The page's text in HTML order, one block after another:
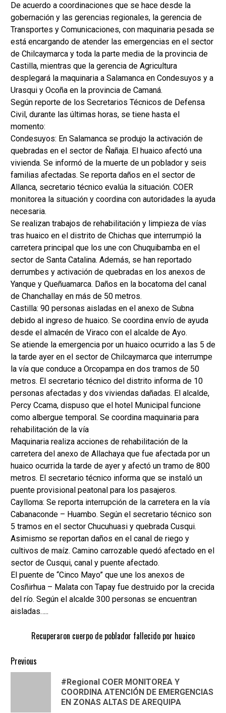
De acuerdo a coordinaciones que se hace desde la
gobernación y las gerencias regionales, la gerencia de
Transportes y Comunicaciones, con maquinaria pesada se
está encargando de atender las emergencias en el sector
de Chilcaymarca y toda la parte media de la provincia de
Castilla, mientras que la gerencia de Agricultura
desplegará la maquinaria a Salamanca en Condesuyos y a
Urasqui y Ocoña en la provincia de Camaná.
Según reporte de los Secretarios Técnicos de Defensa
Civil, durante las últimas horas, se tiene hasta el
momento:
Condesuyos: En Salamanca se produjo la activación de
quebradas en el sector de Ñañaja. El huaico afectó una
vivienda. Se informó de la muerte de un poblador y seis
familias afectadas. Se reporta daños en el sector de
Allanca, secretario técnico evalúa la situación. COER
monitorea la situación y coordina con autoridades la ayuda
necesaria.
Se realizan trabajos de rehabilitación y limpieza de vías
tras huaico en el distrito de Chichas que interrumpió la
carretera principal que los une con Chuquibamba en el
sector de Santa Catalina. Además, se han reportado
derrumbes y activación de quebradas en los anexos de
Yanque y Queñuamarca. Daños en la bocatoma del canal
de Chanchallay en más de 50 metros.
Castilla: 90 personas aisladas en el anexo de Subna
debido al ingreso de huaico. Se coordina envío de ayuda
desde el almacén de Viraco con el alcalde de Ayo.
Se atiende la emergencia por un huaico ocurrido a las 5 de
la tarde ayer en el sector de Chilcaymarca que interrumpe
la vía que conduce a Orcopampa en dos tramos de 50
metros. El secretario técnico del distrito informa de 10
personas afectadas y dos viviendas dañadas. El alcalde,
Percy Ccama, dispuso que el hotel Municipal funcione
como albergue temporal. Se coordina maquinaria para
rehabilitación de la vía
Maquinaria realiza acciones de rehabilitación de la
carretera del anexo de Allachaya que fue afectada por un
huaico ocurrida la tarde de ayer y afectó un tramo de 800
metros. El secretario técnico informa que se instaló un
puente provisional peatonal para los pasajeros.
Caylloma: Se reporta interrupción de la carretera en la vía
Cabanaconde – Huambo. Según el secretario técnico son
5 tramos en el sector Chucuhuasi y quebrada Cusqui.
Asimismo se reportan daños en el canal de riego y
cultivos de maíz. Camino carrozable quedó afectado en el
sector de Cusqui, canal y puente afectado.
El puente de “Cinco Mayo” que une los anexos de
Cosñirhua – Malata con Tapay fue destruido por la crecida
del río. Según el alcalde 300 personas se encuentran
aisladas…..
Recuperaron cuerpo de poblador fallecido por huaico
Continue
Previous
#Regional COER MONITOREA Y
COORDINA ATENCIÓN DE EMERGENCIAS
EN ZONAS ALTAS DE AREQUIPA